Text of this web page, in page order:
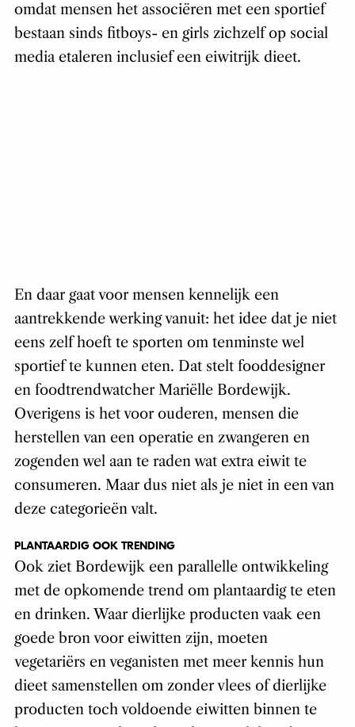
omdat mensen het associëren met een sportief
bestaan sinds fitboys- en girls zichzelf op social
media etaleren inclusief een eiwitrijk dieet.
En daar gaat voor mensen kennelijk een
aantrekkende werking vanuit: het idee dat je niet
eens zelf hoeft te sporten om tenminste wel
sportief te kunnen eten. Dat stelt fooddesigner
en foodtrendwatcher Mariëlle Bordewijk.
Overigens is het voor ouderen, mensen die
herstellen van een operatie en zwangeren en
zogenden wel aan te raden wat extra eiwit te
consumeren. Maar dus niet als je niet in een van
deze categorieën valt.
PLANTAARDIG OOK TRENDING
Ook ziet Bordewijk een parallelle ontwikkeling
met de opkomende trend om plantaardig te eten
en drinken. Waar dierlijke producten vaak een
goede bron voor eiwitten zijn, moeten
vegetariërs en veganisten met meer kennis hun
dieet samenstellen om zonder vlees of dierlijke
producten toch voldoende eiwitten binnen te